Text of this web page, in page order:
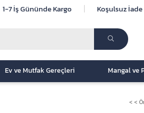
1-7 İş Gününde Kargo Koşulsuz İade
Ev ve Mutfak Gereçleri Mangal ve
< <